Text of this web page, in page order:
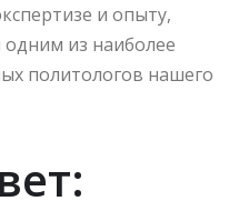
и опыту,
одним из наиболее
политологов нашего